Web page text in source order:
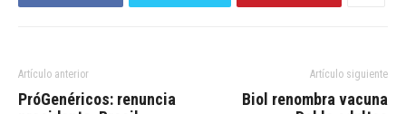
Artículo anterior
PróGenéricos: renuncia
Artículo siguiente
Biol renombra vacuna